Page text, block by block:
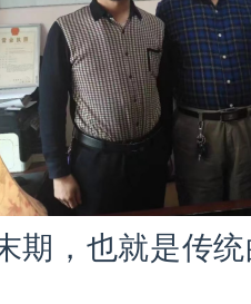
期，也就是传